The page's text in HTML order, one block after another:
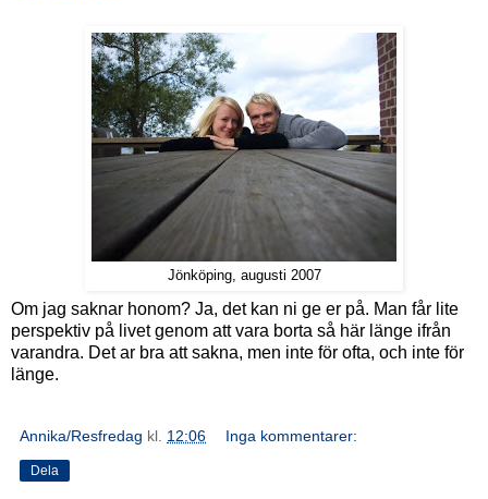
Jönköping, augusti 2007
Om jag saknar honom? Ja, det kan ni ge er på. Man får lite
perspektiv på livet genom att vara borta så här länge ifrån
varandra. Det ar bra att sakna, men inte för ofta, och inte för
länge.
Annika/Resfredag kl. 12:06 Inga kommentarer:
Dela